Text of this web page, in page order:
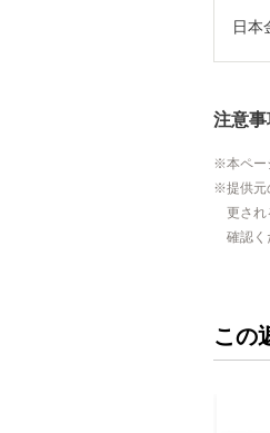
日本
注意
本ペー
提供元
更され
確認く
この